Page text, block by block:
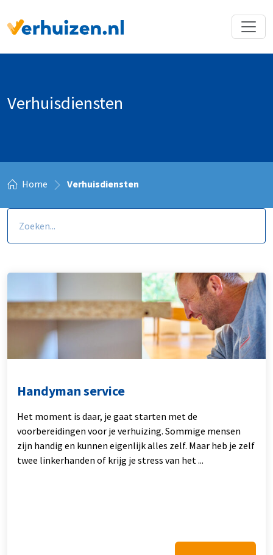
Verhuisdiensten
Home Verhuisdiensten
Handyman service
Het moment is daar, je gaat starten met de
voorbereidingen voor je verhuizing. Sommige mensen
zijn handig en kunnen eigenlijk alles zelf. Maar heb je zelf
twee linkerhanden of krijg je stress van het ...